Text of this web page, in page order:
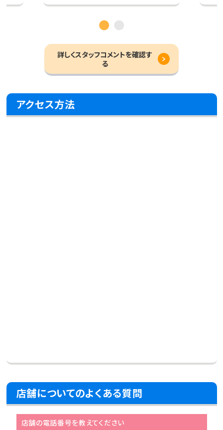
詳しくスタッフコメントを確認す
る
アクセス方法
店舗についてのよくある質問
店舗の電話番号を教えてください